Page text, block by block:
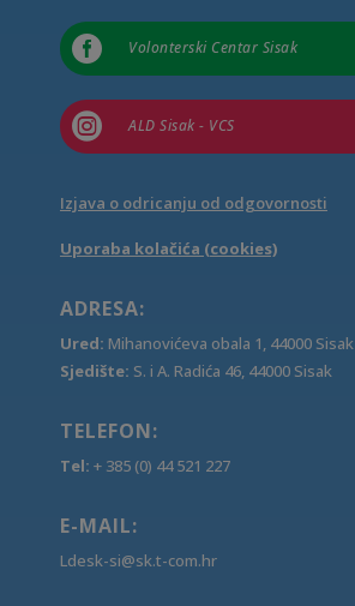
 Volonterski Centar Sisak
 ALD Sisak - VCS
Izjava o odricanju od odgovornosti
Uporaba kolačića (cookies)
ADRESA:
Ured: Mihanovićeva obala 1, 44000 Sisak
Sjedište: S. i A. Radića 46, 44000 Sisak
TELEFON:
Tel: + 385 (0) 44 521 227
E-MAIL:
Ldesk-si@sk.t-com.hr